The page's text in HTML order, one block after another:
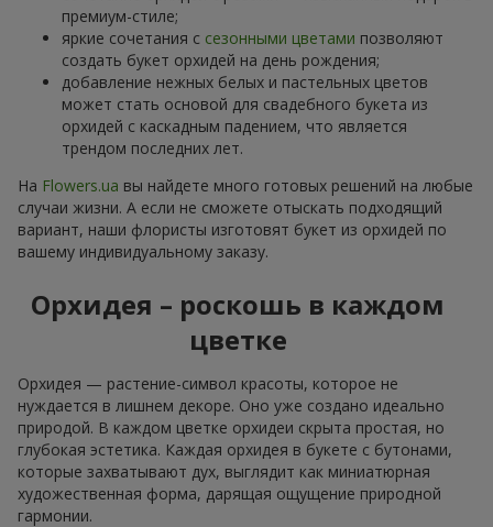
премиум-стиле;
яркие сочетания с сезонными цветами позволяют
создать букет орхидей на день рождения;
добавление нежных белых и пастельных цветов
может стать основой для свадебного букета из
орхидей с каскадным падением, что является
трендом последних лет.
На Flowers.ua вы найдете много готовых решений на любые
случаи жизни. А если не сможете отыскать подходящий
вариант, наши флористы изготовят букет из орхидей по
вашему индивидуальному заказу.
Орхидея – роскошь в каждом
цветке
Орхидея — растение-символ красоты, которое не
нуждается в лишнем декоре. Оно уже создано идеально
природой. В каждом цветке орхидеи скрыта простая, но
глубокая эстетика. Каждая орхидея в букете с бутонами,
которые захватывают дух, выглядит как миниатюрная
художественная форма, дарящая ощущение природной
гармонии.